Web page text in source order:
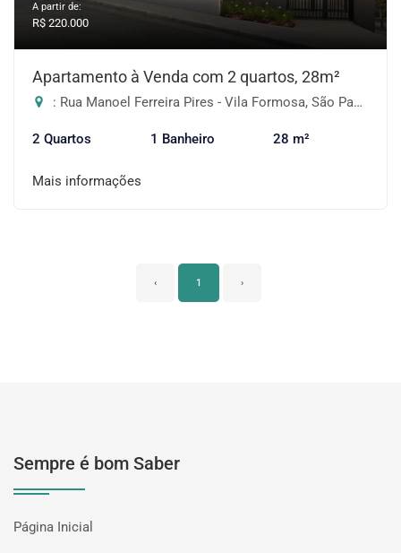
A partir de:
R$ 220.000
Apartamento à Venda com 2 quartos, 28m²
: Rua Manoel Ferreira Pires - Vila Formosa, São Paulo-SP
2 Quartos 1 Banheiro 28 m²
Mais informações
‹ 1 ›
Sempre é bom Saber
Página Inicial